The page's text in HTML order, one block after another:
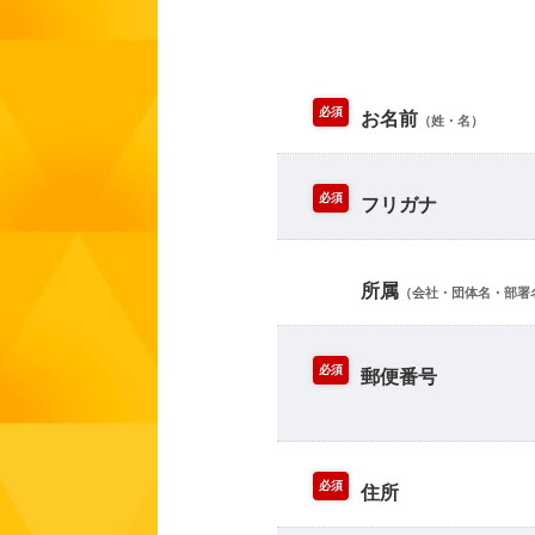
必須 お名前 （姓・名）
必須 フリガナ
所属 （会社・団体名・部署
必須 郵便番号
必須 住所